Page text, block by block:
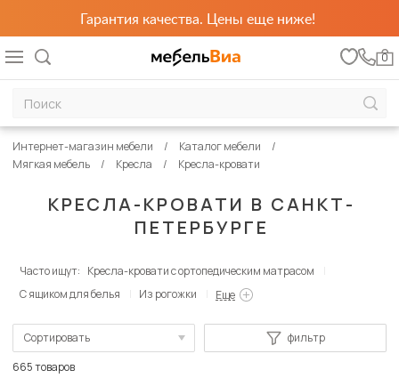
Гарантия качества. Цены еще ниже!
0
КРЕСЛА-КРОВАТИ В САНКТ-
ПЕТЕРБУРГЕ
Интернет-магазин мебели
Каталог мебели
Мягкая мебель
Кресла Кресла-кровати
Часто ищут: Кресла-кровати с ортопедическим матрасом
С ящиком для белья
Из рогожки Еще
Сортировать
фильтр
665 товаров